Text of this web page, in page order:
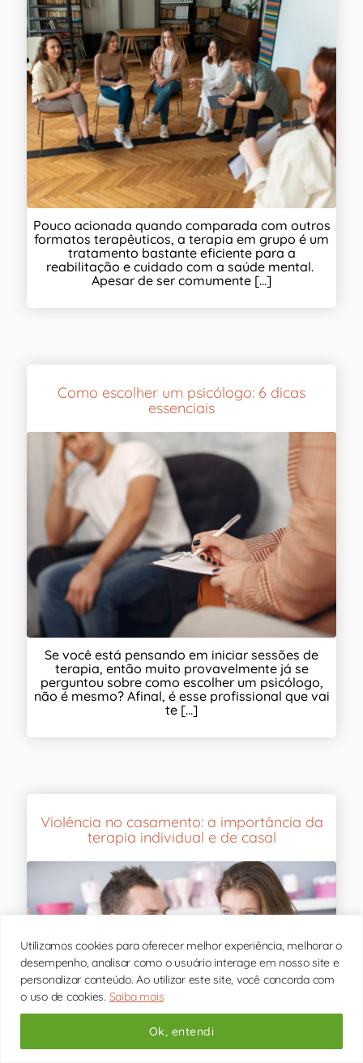
Utilizamos cookies para oferecer melhor experiência, melhorar o
desempenho, analisar como o usuário interage em nosso site e
personalizar conteúdo. Ao utilizar este site, você concorda com
o uso de cookies. Saiba mais
Ok, entendi
Pouco acionada quando comparada com outros
formatos terapêuticos, a terapia em grupo é um
tratamento bastante eficiente para a
reabilitação e cuidado com a saúde mental.
Apesar de ser comumente [...]
Como escolher um psicólogo: 6 dicas
essenciais
Se você está pensando em iniciar sessões de
terapia, então muito provavelmente já se
perguntou sobre como escolher um psicólogo,
não é mesmo? Afinal, é esse profissional que vai
te [...]
Violência no casamento: a importância da
terapia individual e de casal